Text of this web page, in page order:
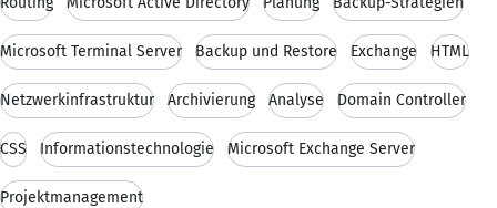
Microsoft Terminal Server Backup und Restore Exchange HTML
Netzwerkinfrastruktur Archivierung Analyse Domain Controller
CSS Informationstechnologie Microsoft Exchange Server
Projektmanagement